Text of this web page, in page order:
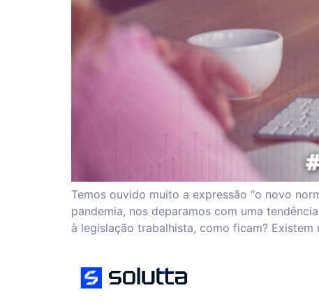
Temos ouvido muito a expressão “o novo
pandemia, nos deparamos com uma
à legislação trabalhista, como ficam?